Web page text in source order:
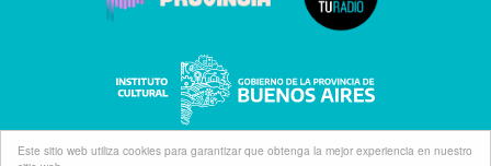
Este sitio web utiliza cookies para garantizar que obtenga la mejor experiencia en nuestro